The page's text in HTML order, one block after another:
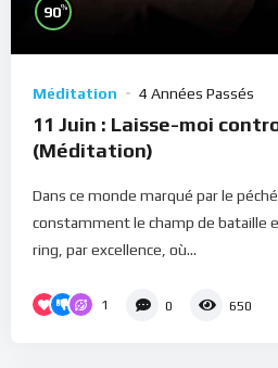
90%
Méditation 4 Années Passés
11 Juin : Laisse-moi
(Méditation)
Dans ce monde marqué par le
constamment le champ de bataille
ring, par excellence, où...
1 0 650